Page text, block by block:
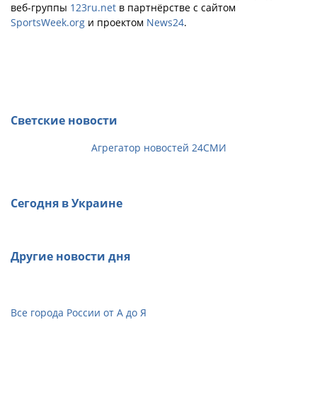
веб-группы 123ru.net в партнёрстве с сайтом
SportsWeek.org и проектом News24.
Светские новости
Агрегатор новостей 24СМИ
Сегодня в Украине
Другие новости дня
Все города России от А до Я